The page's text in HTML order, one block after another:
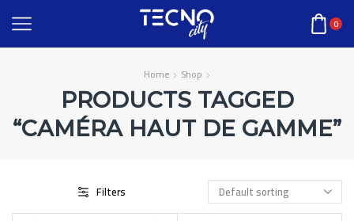
0
Home Shop
PRODUCTS TAGGED
“CAMÉRA HAUT DE GAMME”
Filters